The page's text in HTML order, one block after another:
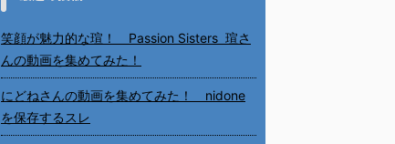
笑顔が魅力的な瑄！ Passion Sisters 瑄さ
んの動画を集めてみた！
にどねさんの動画を集めてみた！ nidone
を保存するスレ